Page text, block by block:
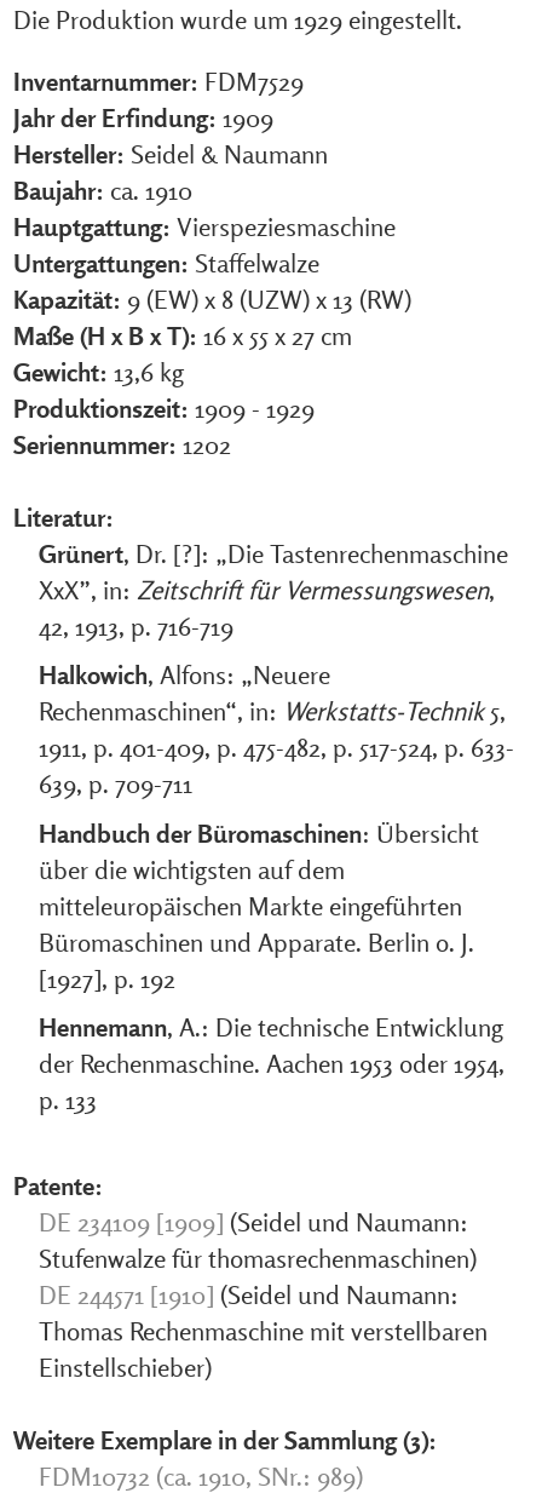
Die Produktion wurde um 1929 eingestellt.
Inventarnummer: FDM7529
Jahr der Erfindung: 1909
Hersteller: Seidel & Naumann
Baujahr: ca. 1910
Hauptgattung: Vierspeziesmaschine
Untergattungen: Staffelwalze
Kapazität: 9 (EW) x 8 (UZW) x 13 (RW)
Maße (H x B x T): 16 x 55 x 27 cm
Gewicht: 13,6 kg
Produktionszeit: 1909 - 1929
Seriennummer: 1202
Literatur:
Grünert, Dr. [?]: „Die Tastenrechenmaschine
XxX”, in: Zeitschrift für Vermessungswesen,
42, 1913, p. 716-719
Halkowich, Alfons: „Neuere
Rechenmaschinen“, in: Werkstatts-Technik5,
1911, p. 401-409, p. 475-482, p. 517-524, p. 633-
639, p. 709-711
Handbuch der Büromaschinen: Übersicht
über die wichtigsten auf dem
mitteleuropäischen Markte eingeführten
Büromaschinen und Apparate. Berlin o. J.
[1927], p. 192
Hennemann, A.: Die technische Entwicklung
der Rechenmaschine. Aachen 1953 oder 1954,
p. 133
Patente:
DE 234109 [1909] (Seidel und Naumann:
Stufenwalze für thomasrechenmaschinen)
DE 244571 [1910] (Seidel und Naumann:
Thomas Rechenmaschine mit verstellbaren
Einstellschieber)
Weitere Exemplare in der Sammlung (3):
FDM10732 (ca. 1910, SNr.: 989)